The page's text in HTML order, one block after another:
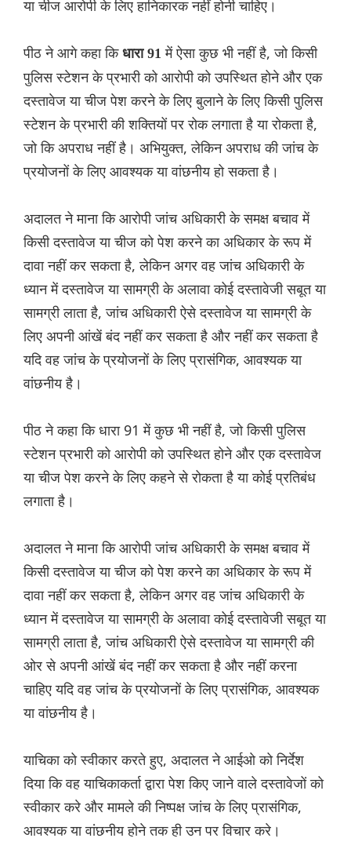
या चीज आरोपी के लिए हानिकारक नहीं होनी चाहिए।
पीठ ने आगे कहा कि धारा 91में ऐसा कुछ भी नहीं है, जो किसी
पुलिस स्टेशन के प्रभारी को आरोपी को उपस्थित होने और एक
दस्तावेज या चीज पेश करने के लिए बुलाने के लिए किसी पुलिस
स्टेशन के प्रभारी की शक्तियों पर रोक लगाता है या रोकता है,
जो कि अपराध नहीं है। अभियुक्त, लेकिन अपराध की जांच के
प्रयोजनों के लिए आवश्यक या वांछनीय हो सकता है।
अदालत ने माना कि आरोपी जांच अधिकारी के समक्ष बचाव में
किसी दस्तावेज या चीज को पेश करने का अधिकार के रूप में
दावा नहीं कर सकता है, लेकिन अगर वह जांच अधिकारी के
ध्यान में दस्तावेज या सामग्री के अलावा कोई दस्तावेजी सबूत या
सामग्री लाता है, जांच अधिकारी ऐसे दस्तावेज या सामग्री के
लिए अपनी आंखें बंद नहीं कर सकता है और नहीं कर सकता है
यदि वह जांच के प्रयोजनों के लिए प्रासंगिक, आवश्यक या
वांछनीय है।
पीठ ने कहा कि धारा 91 में कुछ भी नहीं है, जो किसी पुलिस
स्टेशन प्रभारी को आरोपी को उपस्थित होने और एक दस्तावेज
या चीज पेश करने के लिए कहने से रोकता है या कोई प्रतिबंध
लगाता है।
अदालत ने माना कि आरोपी जांच अधिकारी के समक्ष बचाव में
किसी दस्तावेज या चीज को पेश करने का अधिकार के रूप में
दावा नहीं कर सकता है, लेकिन अगर वह जांच अधिकारी के
ध्यान में दस्तावेज या सामग्री के अलावा कोई दस्तावेजी सबूत या
सामग्री लाता है, जांच अधिकारी ऐसे दस्तावेज या सामग्री की
ओर से अपनी आंखें बंद नहीं कर सकता है और नहीं करना
चाहिए यदि वह जांच के प्रयोजनों के लिए प्रासंगिक, आवश्यक
या वांछनीय है।
याचिका को स्वीकार करते हुए, अदालत ने आईओ को निर्देश
दिया कि वह याचिकाकर्ता द्वारा पेश किए जाने वाले दस्तावेजों को
स्वीकार करे और मामले की निष्पक्ष जांच के लिए प्रासंगिक,
आवश्यक या वांछनीय होने तक ही उन पर विचार करे।